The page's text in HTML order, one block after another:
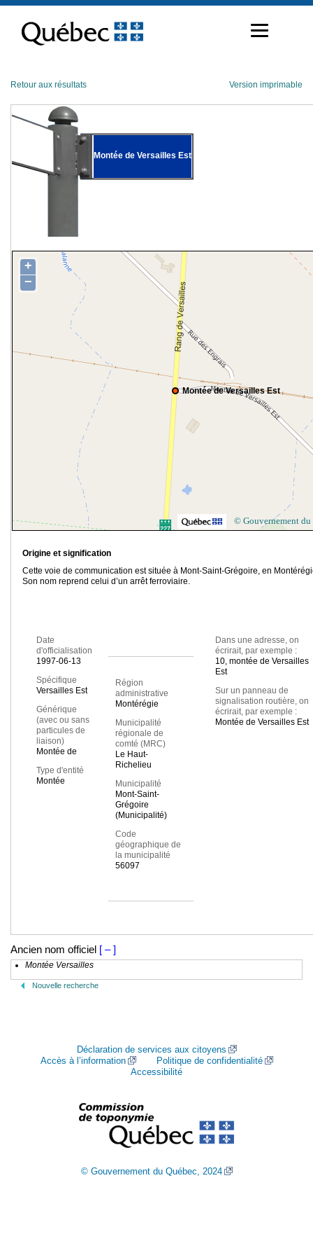
contenu
Retour aux résultats Version imprimable
Montée de Versailles Est
Montée de Versailles Est
+
−
© Gouvernement du
Origine et signification
Cette voie de communication est située à Mont-Saint-Grégoire, en
Son nom reprend celui d’un arrêt ferroviaire.
Date
d'officialisation
1997-06-13
Spécifique
Versailles Est
Générique
(avec ou sans
particules de
liaison)
Montée de
Type d'entité
Montée
Région
administrative
Montérégie
Municipalité
régionale de
comté (MRC)
Le Haut-
Richelieu
Municipalité
Mont-Saint-
Grégoire
(Municipalité)
Code
géographique de
la municipalité
56097
Dans une adresse, on
écrirait, par exemple :
10, montée de Versailles
Est
Sur un panneau de
signalisation routière, on
écrirait, par exemple :
Montée de Versailles Est
Ancien nom officiel [ – ]
Montée Versailles
Nouvelle recherche
Déclaration de services aux citoyens
Accès à l’information
Politique de confidentialité
Accessibilité
© Gouvernement du Québec, 2024